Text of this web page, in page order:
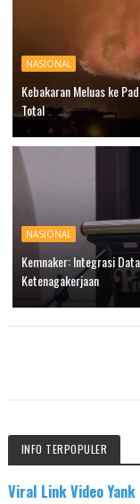
NASIONAL
Kebakaran Meluas ke
Total
NASIONAL
Kemnaker: Integrasi
Ketenagakerjaan
INFO TERPOPULER
Viral Link Video